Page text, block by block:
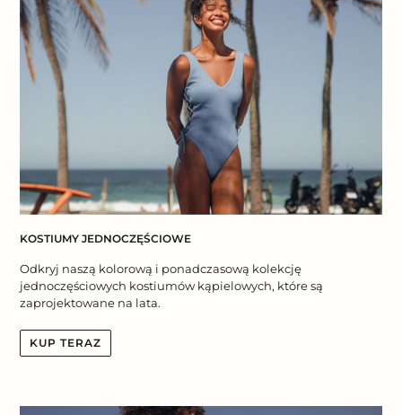
KOSTIUMY JEDNOCZĘŚCIOWE
Odkryj naszą kolorową i ponadczasową kolekcję
jednoczęściowych kostiumów kąpielowych, które są
zaprojektowane na lata.
KUP TERAZ